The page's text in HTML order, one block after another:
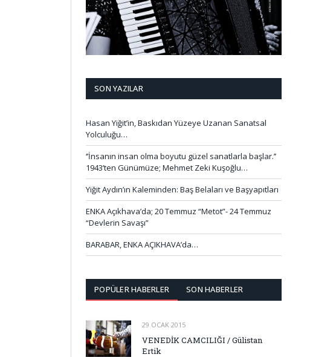
SON YAZILAR
Hasan Yiğit’in, Baskıdan Yüzeye Uzanan Sanatsal
Yolculuğu…
‘’İnsanın insan olma boyutu güzel sanatlarla başlar.’’
1943’ten Günümüze; Mehmet Zeki Kuşoğlu…
Yiğit Aydın’ın Kaleminden: Baş Belaları ve Başyapıtları
ENKA Açıkhava’da; 20 Temmuz “Metot”- 24 Temmuz
“Devlerin Savaşı”
BARABAR, ENKA AÇIKHAVA’da…
POPÜLER HABERLER SON HABERLER
29 OCAK 2015
VENEDİK CAMCILIĞI / Gülistan
Ertik